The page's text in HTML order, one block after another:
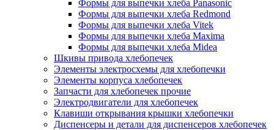
Формы для выпечки хлеба Panasonic
Формы для выпечки хлеба Redmond
Формы для выпечки хлеба Vitek
Формы для выпечки хлеба Maxima
Формы для выпечки хлеба Midea
Шкивы привода хлебопечек
Элементы электросхемы для хлебопечки
Элементы корпуса хлебопечек
Запчасти для хлебопечек прочие
Электродвигатели для хлебопечек
Клавиши открывания крышки хлебопечки
Диспенсеры и детали для диспенсеров хлебопечек